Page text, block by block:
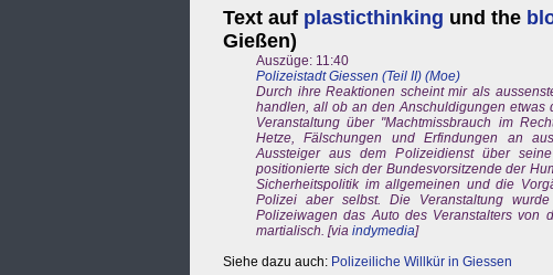
Text auf plasticthinking und the
Gießen)
Auszüge: 11:40
Polizeistadt Giessen (Teil II) (Moe)
Durch ihre Reaktionen scheint mir als
handlen, all ob an den Anschuldigungen etwas
Veranstaltung über "Machtmissbrauch im
Hetze, Fälschungen und Erfindungen an
Aussteiger aus dem Polizeidienst über
positionierte sich der Bundesvorsitzende der
Sicherheitspolitik im allgemeinen und die
Polizei aber selbst. Die Veranstaltung
Polizeiwagen das Auto des Veranstalters von
martialisch. [via indymedia]
Siehe dazu auch: Polizeiliche Willkür in Giessen